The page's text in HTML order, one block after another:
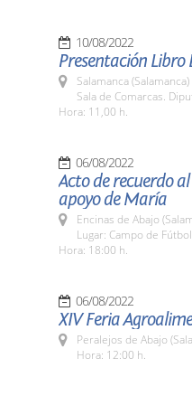
10/08/2022
Presentación Libro
Salamanca (Salamanca)
Sala de Comarcas.
Hora: 11,00 h.
06/08/2022
Acto de recuerdo
apoyo de María
Encinas de Abajo
Lugar: Campo de Fútbol
Hora: 18:00 h.
06/08/2022
XIV Feria
Peralejos de Abajo
Hora: 12:00 h.